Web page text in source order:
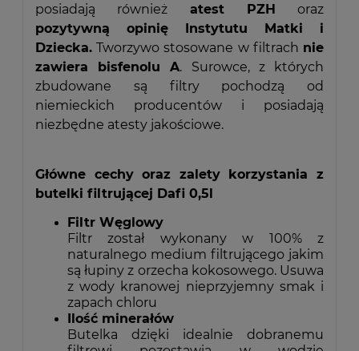
posiadają również atest PZH oraz
pozytywną opinię Instytutu Matki i
Dziecka. Tworzywo stosowane w filtrach nie
zawiera bisfenolu A. Surowce, z których
zbudowane są filtry pochodzą od
niemieckich producentów i posiadają
niezbędne atesty jakościowe.
Główne cechy oraz zalety korzystania z
butelki filtrującej Dafi 0,5l
Filtr Węglowy
Filtr został wykonany w 100% z
naturalnego medium filtrującego jakim
są łupiny z orzecha kokosowego. Usuwa
z wody kranowej nieprzyjemny smak i
zapach chloru
Ilość minerałów
Butelka dzięki idealnie dobranemu